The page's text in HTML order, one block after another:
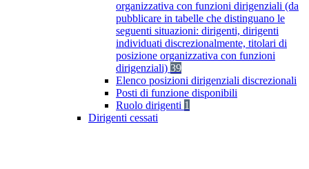
organizzativa con funzioni dirigenziali (da
pubblicare in tabelle che distinguano le
seguenti situazioni: dirigenti, dirigenti
individuati discrezionalmente, titolari di
posizione organizzativa con funzioni
dirigenziali) 39
Elenco posizioni dirigenziali discrezionali
Posti di funzione disponibili
Ruolo dirigenti 1
Dirigenti cessati